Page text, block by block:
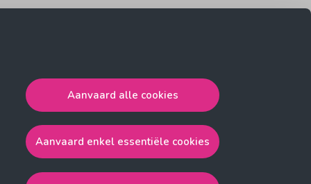
Aanvaard alle cookies
Aanvaard enkel essentiële cookies